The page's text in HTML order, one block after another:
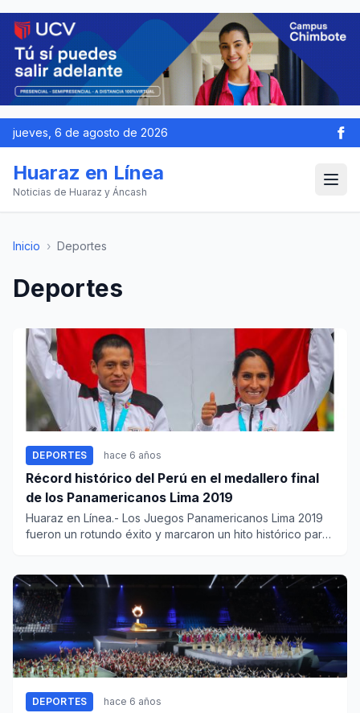
jueves, 6 de agosto de 2026
Huaraz en Línea
Noticias de Huaraz y Áncash
Inicio › Deportes
Deportes
DEPORTES hace 6 años
Récord histórico del Perú en el medallero final
de los Panamericanos Lima 2019
Huaraz en Línea.- Los Juegos Panamericanos Lima 2019
fueron un rotundo éxito y marcaron un hito histórico para
DEPORTES hace 6 años